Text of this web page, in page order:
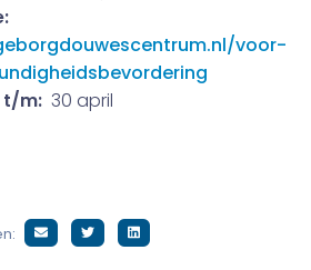
voor-
t/m: 30 april